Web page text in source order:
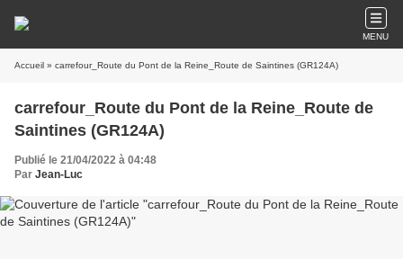
MENU
Accueil » carrefour_Route du Pont de la Reine_Route de Saintines (GR124A)
carrefour_Route du Pont de la Reine_Route de
Saintines (GR124A)
Publié le 21/04/2022 à 04:48
Par Jean-Luc